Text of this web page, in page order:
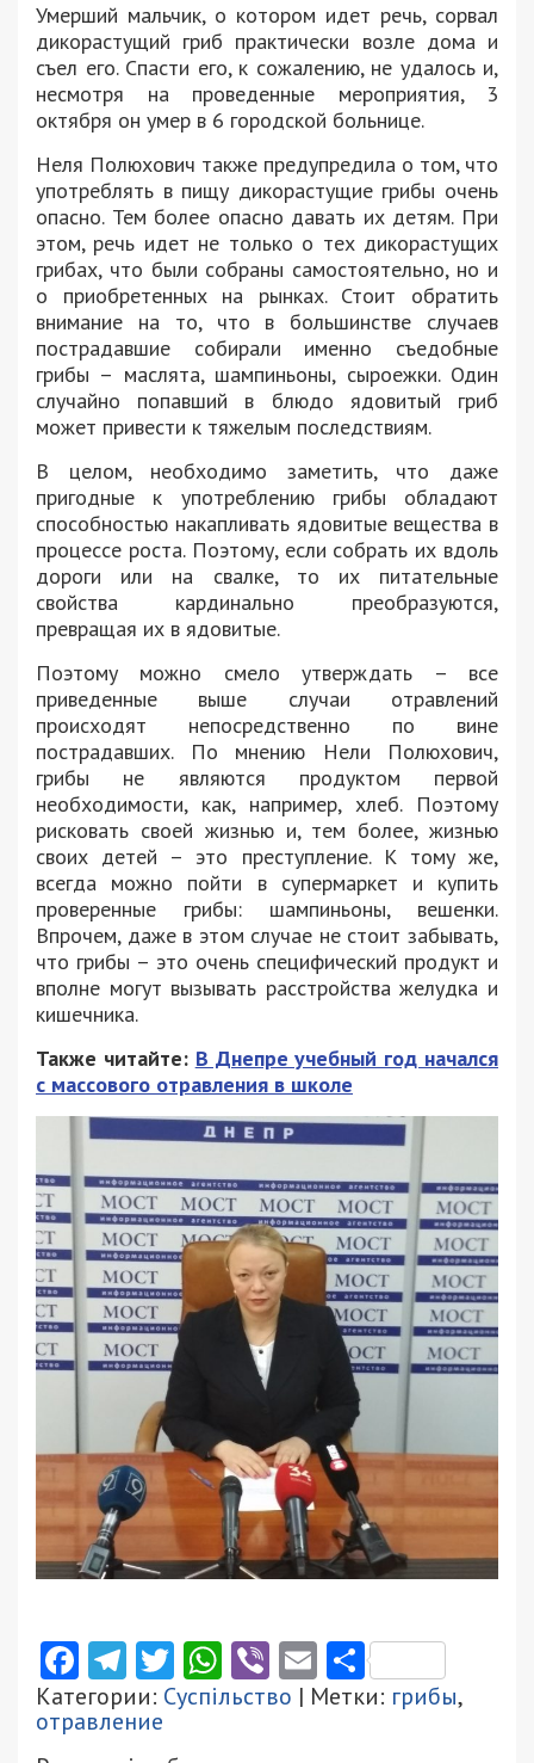
Умерший мальчик, о котором идет речь, сорвал
дикорастущий гриб практически возле дома и
съел его. Спасти его, к сожалению, не удалось и,
несмотря на проведенные мероприятия, 3
октября он умер в 6 городской больнице.
Неля Полюхович также предупредила о том, что
употреблять в пищу дикорастущие грибы очень
опасно. Тем более опасно давать их детям. При
этом, речь идет не только о тех дикорастущих
грибах, что были собраны самостоятельно, но и
о приобретенных на рынках. Стоит обратить
внимание на то, что в большинстве случаев
пострадавшие собирали именно съедобные
грибы – маслята, шампиньоны, сыроежки. Один
случайно попавший в блюдо ядовитый гриб
может привести к тяжелым последствиям.
В целом, необходимо заметить, что даже
пригодные к употреблению грибы обладают
способностью накапливать ядовитые вещества в
процессе роста. Поэтому, если собрать их вдоль
дороги или на свалке, то их питательные
свойства кардинально преобразуются,
превращая их в ядовитые.
Поэтому можно смело утверждать – все
приведенные выше случаи отравлений
происходят непосредственно по вине
пострадавших. По мнению Нели Полюхович,
грибы не являются продуктом первой
необходимости, как, например, хлеб. Поэтому
рисковать своей жизнью и, тем более, жизнью
своих детей – это преступление. К тому же,
всегда можно пойти в супермаркет и купить
проверенные грибы: шампиньоны, вешенки.
Впрочем, даже в этом случае не стоит забывать,
что грибы – это очень специфический продукт и
вполне могут вызывать расстройства желудка и
кишечника.
Также читайте: В Днепре учебный год начался
с массового отравления в школе
Facebook
Telegram
Twitter
WhatsApp
ViberEmail
Категории: Суспільство | Метки: грибы,
отравление